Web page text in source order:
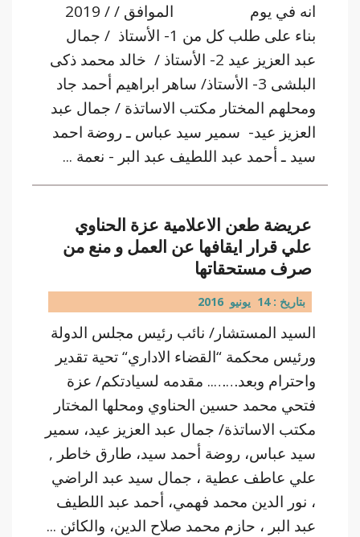
انه في يوم الموافق / / 2019
بناء على طلب كل من 1- الأستاذ / جمال
عبد العزيز عيد 2- الأستاذ / خالد محمد ذكى
البلشى 3- الأستاذ/ ساهر ابراهيم أحمد جاد
ومحلهم المختار مكتب الاساتذة / جمال عبد
العزيز عيد- سمير سيد عباس ـ روضة احمد
سيد ـ أحمد عبد اللطيف عبد البر - نعمة ...
عريضة طعن الاعلامية عزة الحناوي
علي قرار ايقافها عن العمل و منع من
صرف مستحقاتها
بتاريخ : 14 يونيو 2016
السيد المستشار/ نائب رئيس مجلس الدولة
ورئيس محكمة “القضاء الاداري“ تحية تقدير
واحترام وبعد…….. مقدمه لسيادتكم/ عزة
فتحي محمد حسين الحناوي ومحلها المختار
مكتب الاساتذة/ جمال عبد العزيز عيد، سمير
سيد عباس، روضة أحمد سيد، طارق خاطر ,
علي عاطف عطية ، جمال سيد عبد الراضي
، نور الدين محمد فهمي، أحمد عبد اللطيف
عبد البر ، حازم محمد صلاح الدين، والكائن ...